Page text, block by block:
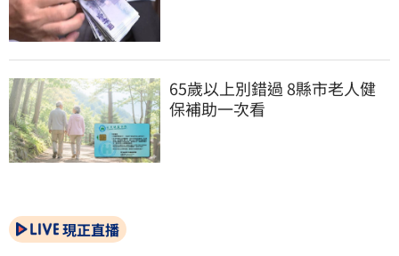
65歲以上別錯過 8縣市老人健
保補助一次看
現正直播